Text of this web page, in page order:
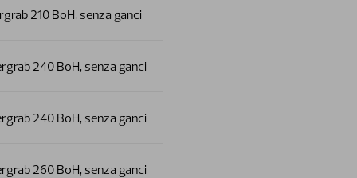
210 BoH, senza ganci
240 BoH, senza ganci
240 BoH, senza ganci
260 BoH, senza ganci